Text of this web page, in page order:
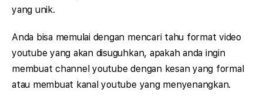
yang unik.
Anda bisa memulai dengan mencari tahu format video
youtube yang akan disuguhkan, apakah anda ingin
membuat channel youtube dengan kesan yang formal
atau membuat kanal youtube yang menyenangkan.